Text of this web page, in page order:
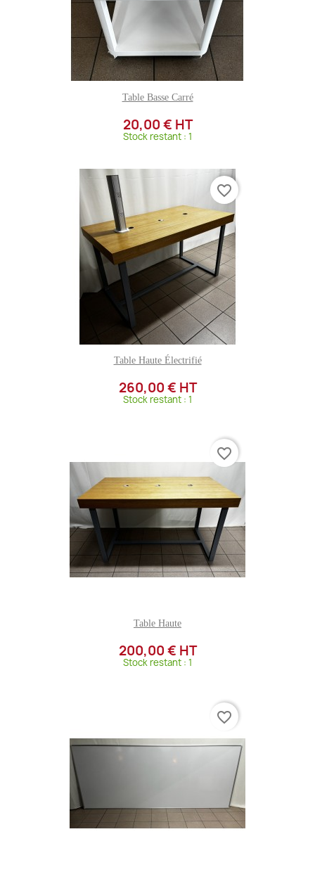
Table Basse Carré
20,00 € HT
Stock restant : 1
Table Haute Électrifié
260,00 € HT
Stock restant : 1
favorite_border
Table Haute
200,00 € HT
Stock restant : 1
favorite_border
favorite_border